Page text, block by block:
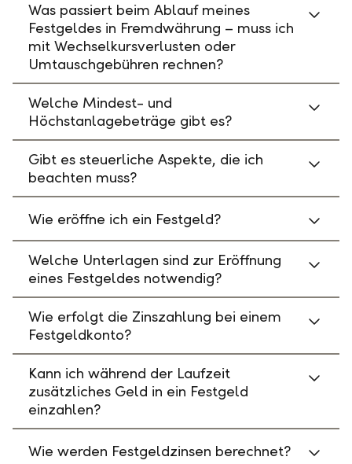
Was passiert beim Ablauf meines
Festgeldes in Fremdwährung – muss ich
mit Wechselkursverlusten oder
Umtauschgebühren rechnen?
Welche Mindest- und
Höchstanlagebeträge gibt es?
Gibt es steuerliche Aspekte, die ich
beachten muss?
Wie eröffne ich ein Festgeld?
Welche Unterlagen sind zur Eröffnung
eines Festgeldes notwendig?
Wie erfolgt die Zinszahlung bei einem
Festgeldkonto?
Kann ich während der Laufzeit
zusätzliches Geld in ein Festgeld
einzahlen?
Wie werden Festgeldzinsen berechnet?